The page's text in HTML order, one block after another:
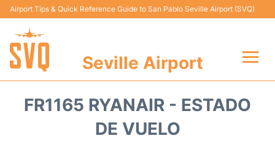
Airport Tips & Quick Reference Guide to San Pablo Seville Airport (SVQ)
Seville Airport
FR1165 RYANAIR - ESTADO
DE VUELO